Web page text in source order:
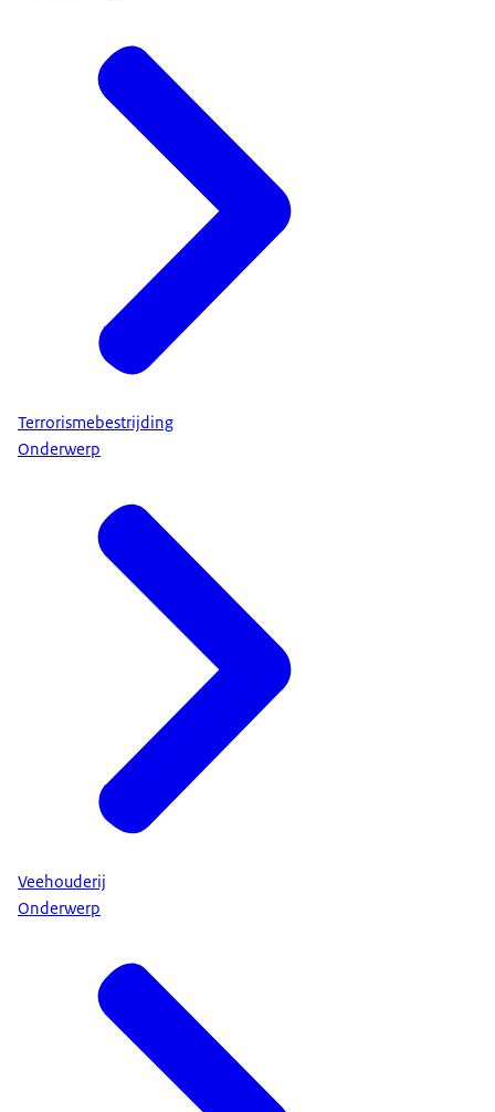
Terrorismebestrijding
Onderwerp
Veehouderij
Onderwerp